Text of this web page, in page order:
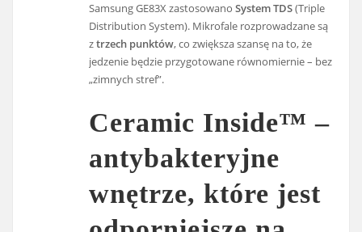
Samsung GE83X zastosowanoSystem TDS(Triple
Distribution System). Mikrofale rozprowadzane są
ztrzech punktów, co zwiększa szansę na to, że
jedzenie będzie przygotowane równomiernie – bez
„zimnych stref”.
Ceramic Inside™ –
antybakteryjne
wnętrze, które jest